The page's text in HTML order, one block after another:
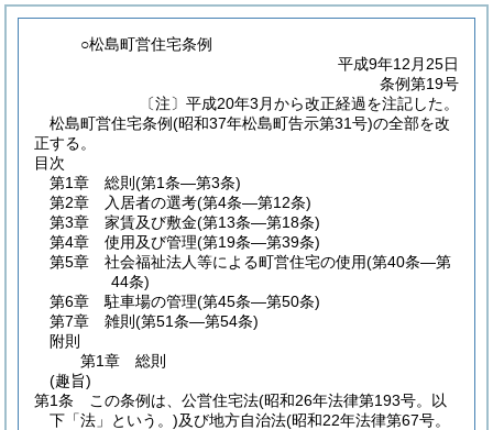
○松島町営住宅条例
平成9年12月25日
条例第19号
〔注〕平成20年3月から改正経過を注記した。
松島町営住宅条例(昭和37年松島町告示第31号)の全部を改
正する。
目次
第1章
総則 (第1条―第3条)
第2章
入居者の選考(第4条―第12条)
第3章
家賃及び敷金(第13条―第18条)
第4章
使用及び管理(第19条―第39条)
第5章
社会福祉法人等による町営住宅の使用(第40条―第
44条)
第6章
駐車場の管理(第45条―第50条)
第7章
雑則 (第51条―第54条)
附則
第1章
総則
(趣旨)
第1条
この条例は、公営住宅法(昭和26年法律第193号。以
下「法」という。)及び地方自治法(昭和22年法律第67号。